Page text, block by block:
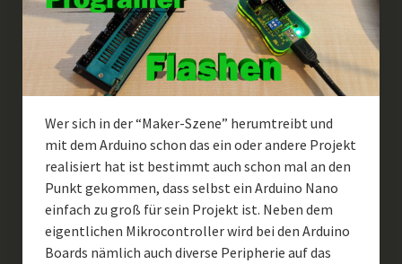
Wer sich in der “Maker-Szene” herumtreibt und
mit dem Arduino schon das ein oder andere Projekt
realisiert hat ist bestimmt auch schon mal an den
Punkt gekommen, dass selbst ein Arduino Nano
einfach zu groß für sein Projekt ist. Neben dem
eigentlichen Mikrocontroller wird bei den Arduino
Boards nämlich auch diverse Peripherie auf das